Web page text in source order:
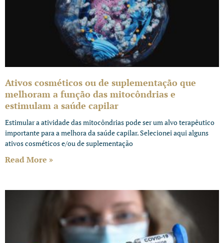
Ativos cosméticos ou de suplementação que
melhoram a função das mitocôndrias e
estimulam a saúde capilar
Estimular a atividade das mitocôndrias pode ser um alvo terapêutico
importante para a melhora da saúde capilar. Selecionei aqui alguns
ativos cosméticos e/ou de suplementação
Read More »